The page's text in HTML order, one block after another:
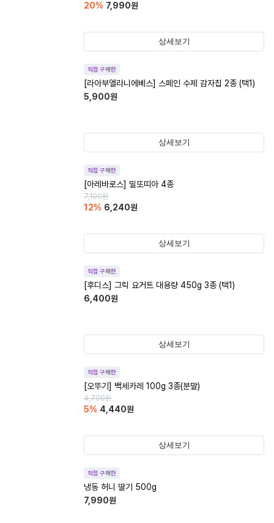
20% 7,990원
상세보기
직접 구매한
[라아부엘라니에베스] 스페인 수제 감자칩 2종 (택1)
5,900원
상세보기
직접 구매한
[아레바로스] 밀또띠아 4종
7,100원
12% 6,240원
상세보기
직접 구매한
[후디스] 그릭 요거트 대용량 450g 3종 (택1)
6,400원
상세보기
직접 구매한
[오뚜기] 백세카레 100g 3종(분말)
4,700원
5% 4,440원
상세보기
직접 구매한
냉동 허니 딸기 500g
7,990원